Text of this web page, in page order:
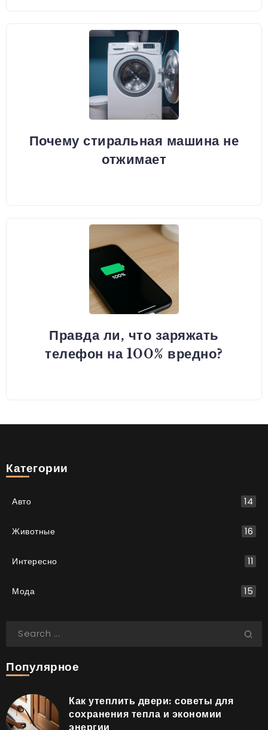
Почему стиральная машина не
отжимает
Правда ли, что заряжать
телефон на 100% вредно?
Категории
Авто 14
Животные 16
Интересно 11
Мода 15
Популярное
Как утеплить двери: советы для
сохранения тепла и экономии
энергии